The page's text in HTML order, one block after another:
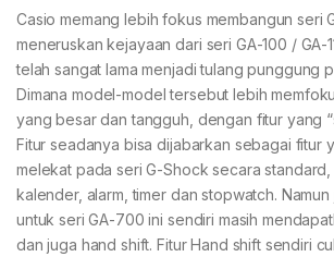
Casio memang lebih fokus membangun seri
meneruskan kejayaan dari seri GA-100 / GA-
telah sangat lama menjadi tulang punggung
Dimana model-model tersebut lebih
yang besar dan tangguh, dengan fitur yang
Fitur seadanya bisa dijabarkan sebagai fitur
melekat pada seri G-Shock secara standard,
kalender, alarm, timer dan stopwatch.
untuk seri GA-700 ini sendiri masih
dan juga hand shift. Fitur Hand shift sendiri